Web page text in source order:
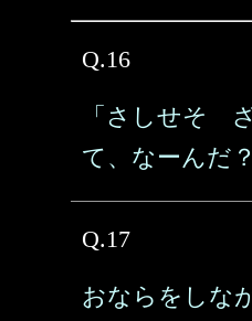
Q.16
「さしせそ
て、なーんだ？
Q.17
おならをしな